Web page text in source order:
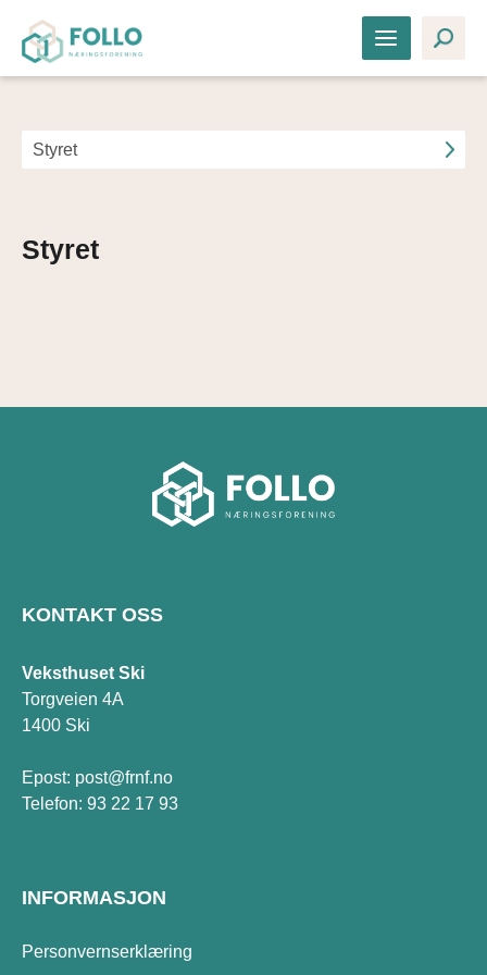
Styret
Styret
KONTAKT OSS
Veksthuset Ski
Torgveien 4A
1400 Ski
Epost: post@frnf.no
Telefon: 93 22 17 93
INFORMASJON
Personvernserklæring